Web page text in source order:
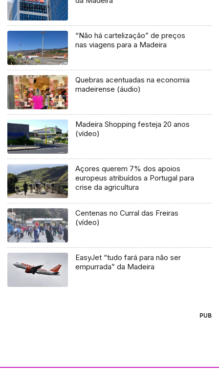
“Não há cartelização” de preços
nas viagens para a Madeira
Quebras acentuadas na economia
madeirense (áudio)
Madeira Shopping festeja 20 anos
(vídeo)
Açores querem 7% dos apoios
europeus atribuídos a Portugal para
crise da agricultura
Centenas no Curral das Freiras
(vídeo)
EasyJet “tudo fará para não ser
empurrada” da Madeira
PUB